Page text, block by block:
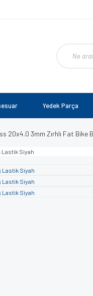
Yedek Parça
20x4.0 3mm Zırhlı Fat Bike